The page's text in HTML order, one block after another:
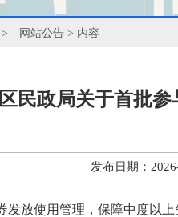
> 网站公告 > 内容
民政局关于首批
发布日期：
发放使用管理，保障中度以